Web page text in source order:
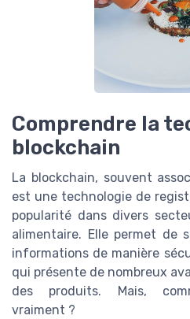
Comprendre la
blockchain
La blockchain, souvent
est une technologie de
popularité dans divers
alimentaire. Elle permet de
informations de manière
qui présente de nombreux
des produits. Mais,
vraiment ?